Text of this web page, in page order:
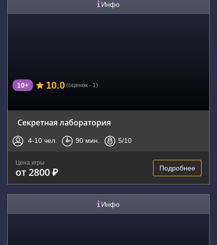
Инфо
10+ 10.0 (оценок - 1)
Секретная лаборатория
4-10 чел. 90 мин. 5/10
Цена игры
от 2800 ₽ Подробнее
Инфо